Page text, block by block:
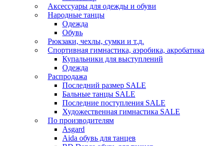
Аксессуары для одежды и обуви
Народные танцы
Одежда
Обувь
Рюкзаки, чехлы, сумки и т.д.
Спортивная гимнастика, аэробика, акробатика
Купальники для выступлений
Одежда
Распродажа
Последний размер SALE
Бальные танцы SALE
Последние поступления SALE
Художественная гимнастика SALE
По производителям
Asgard
Аida обувь для танцев